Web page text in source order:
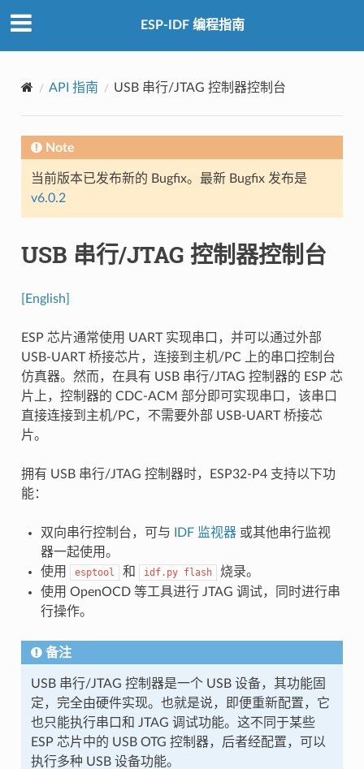
ESP-IDF 编程指南
API 指南 USB 串行/JTAG 控制器控制台
Note
当前版本已发布新的 Bugfix。最新 Bugfix 发布是
v6.0.2
USB 串行/JTAG 控制器控制台
[English]
ESP 芯片通常使用 UART 实现串口，并可以通过外部
USB-UART 桥接芯片，连接到主机/PC 上的串口控制台
仿真器。然而，在具有 USB 串行/JTAG 控制器的 ESP 芯
片上，控制器的 CDC-ACM 部分即可实现串口，该串口
直接连接到主机/PC，不需要外部 USB-UART 桥接芯
片。
拥有 USB 串行/JTAG 控制器时，ESP32-P4 支持以下功
能：
双向串行控制台，可与 IDF 监视器或其他串行监视
器一起使用。
使用
esptool 和 idf.py flash
烧录。
使用 OpenOCD 等工具进行 JTAG 调试，同时进行串
行操作。
备注
USB 串行/JTAG 控制器是一个 USB 设备，其功能固
定，完全由硬件实现。也就是说，即便重新配置，它
也只能执行串口和 JTAG 调试功能。这不同于某些
ESP 芯片中的 USB OTG 控制器，后者经配置，可以
执行多种 USB 设备功能。